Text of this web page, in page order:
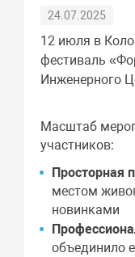
24.07.2025
12 июля в
фестиваль
Инженерного
Масштаб
участников:
Просторная
местом
новинками
объединило